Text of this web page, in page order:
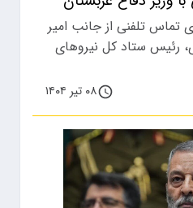
تماس تلفنی از جانب امیر
رئیس ستاد کل نیروهای
۰۸ تیر ۱۴۰۴